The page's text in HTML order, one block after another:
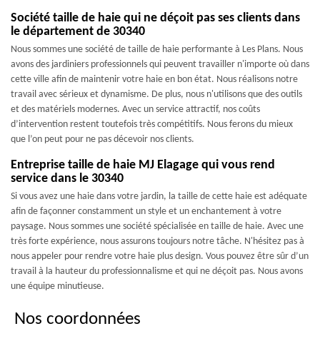
Société taille de haie qui ne déçoit pas ses clients dans
le département de 30340
Nous sommes une société de taille de haie performante à Les Plans. Nous
avons des jardiniers professionnels qui peuvent travailler n'importe où dans
cette ville afin de maintenir votre haie en bon état. Nous réalisons notre
travail avec sérieux et dynamisme. De plus, nous n'utilisons que des outils
et des matériels modernes. Avec un service attractif, nos coûts
d’intervention restent toutefois très compétitifs. Nous ferons du mieux
que l’on peut pour ne pas décevoir nos clients.
Entreprise taille de haie MJ Elagage qui vous rend
service dans le 30340
Si vous avez une haie dans votre jardin, la taille de cette haie est adéquate
afin de façonner constamment un style et un enchantement à votre
paysage. Nous sommes une société spécialisée en taille de haie. Avec une
très forte expérience, nous assurons toujours notre tâche. N'hésitez pas à
nous appeler pour rendre votre haie plus design. Vous pouvez être sûr d’un
travail à la hauteur du professionnalisme et qui ne déçoit pas. Nous avons
une équipe minutieuse.
Nos coordonnées